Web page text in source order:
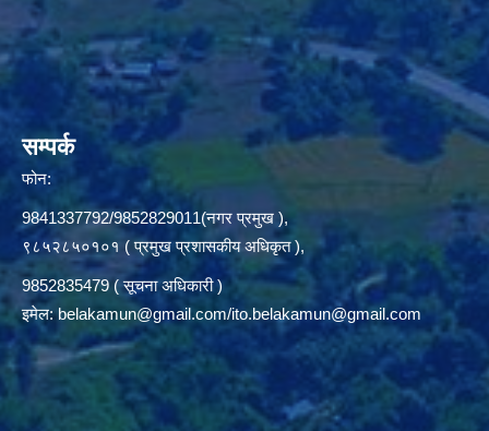
सम्पर्क
फोन:
9841337792/9852829011(नगर प्रमुख ),
९८५२८५०१०१ ( प्रमुख प्रशासकीय अधिकृत ),
9852835479 ( सूचना अधिकारी )
इमेल:belakamun@gmail.com/ito.belakamun@gmail.com